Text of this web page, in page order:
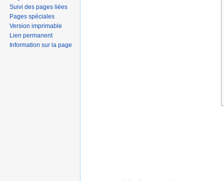
Suivi des pages liées
Pages spéciales
Version imprimable
Lien permanent
Information sur la page